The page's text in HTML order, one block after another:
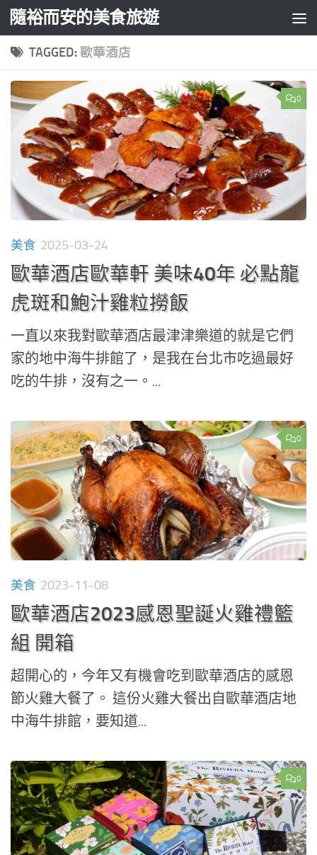
Skip to content
隨裕而安的美食旅遊
TAGGED: 歐華酒店
0
美食 2025-03-24
歐華酒店歐華軒 美味40年 必點龍
虎斑和鮑汁雞粒撈飯
一直以來我對歐華酒店最津津樂道的就是它們
家的地中海牛排館了，是我在台北市吃過最好
吃的牛排，沒有之一。...
0
美食 2023-11-08
歐華酒店2023感恩聖誕火雞禮籃
組 開箱
超開心的，今年又有機會吃到歐華酒店的感恩
節火雞大餐了。 這份火雞大餐出自歐華酒店地
中海牛排館，要知道...
0